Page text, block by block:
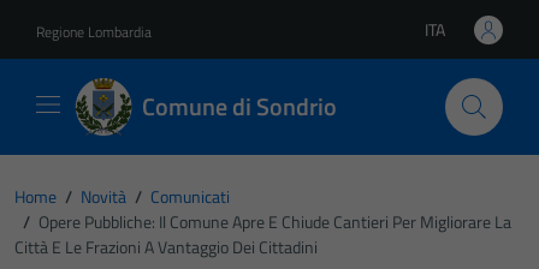
Regione Lombardia Lingua attiva:
ITA
Comune di Sondrio
Home / Novità / Comunicati
/ Opere Pubbliche: Il Comune Apre E Chiude Cantieri Per Migliorare La
Città E Le Frazioni A Vantaggio Dei Cittadini